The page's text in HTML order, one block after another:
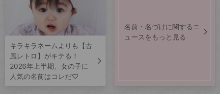
キラキラネームよりも【古
風レトロ】がキテる！
2026年上半期、女の子に
人気の名前はコレだ♡
名前・名づけに関するニ
ュースをもっと見る